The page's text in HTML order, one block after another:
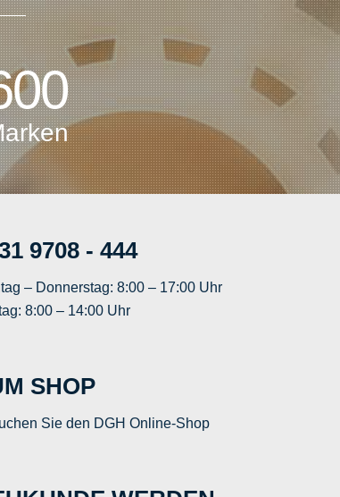
9708 - 444
– Donnerstag: 8:00 – 17:00 Uhr
8:00 – 14:00 Uhr
SHOP
Sie den DGH Online-Shop